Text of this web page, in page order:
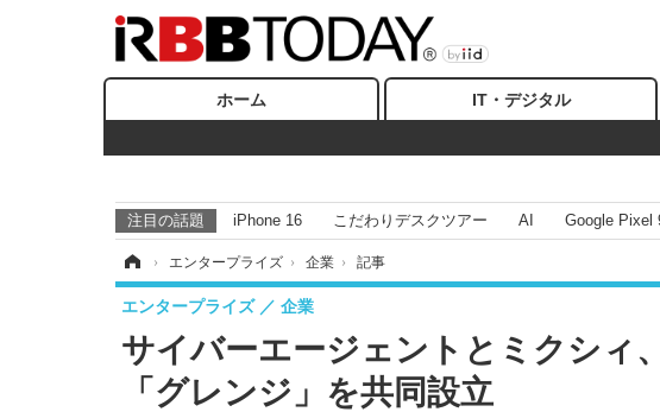
ホーム IT・デジタル
注目の話題 iPhone 16 こだわりデスクツアー AI Google Pixel
› エンタープライズ › 企業 › 記事
サイバーエージェントとミクシィ
「グレンジ」を共同設立
エンタープライズ 企業